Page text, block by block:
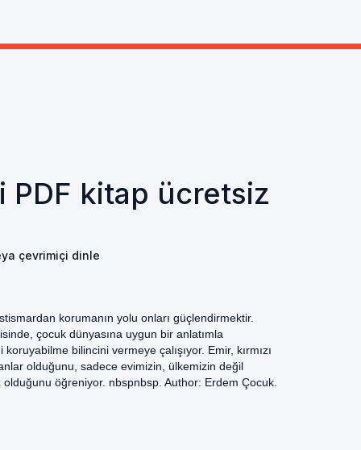
PDF kitap ücretsiz
çevrimiçi dinle
korumanın yolu onları güçlendirmektir.
çocuk dünyasına uygun bir anlatımla
bilincini vermeye çalışıyor. Emir, kırmızı
olduğunu, sadece evimizin, ülkemizin değil
olduğunu öğreniyor. nbspnbsp. Author: Erdem Çocuk.